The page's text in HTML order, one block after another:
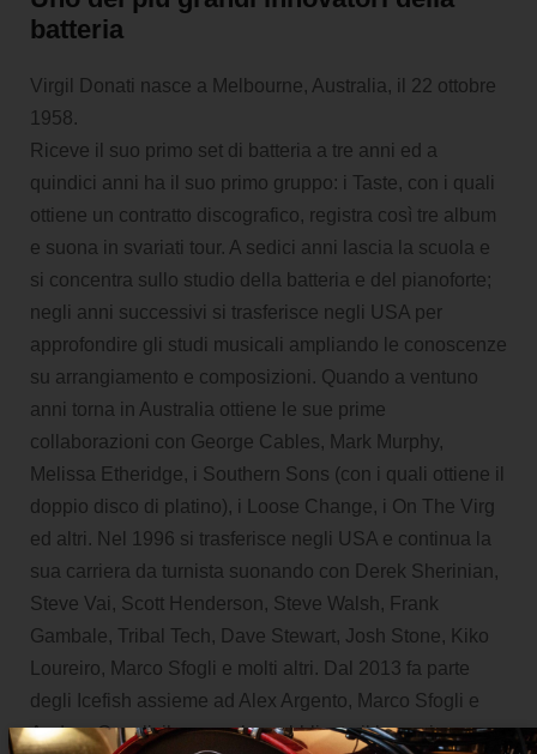
batteria
Virgil Donati nasce a Melbourne, Australia, il 22 ottobre
1958.
Riceve il suo primo set di batteria a tre anni ed a
quindici anni ha il suo primo gruppo: i Taste, con i quali
ottiene un contratto discografico, registra così tre album
e suona in svariati tour. A sedici anni lascia la scuola e
si concentra sullo studio della batteria e del pianoforte;
negli anni successivi si trasferisce negli USA per
approfondire gli studi musicali ampliando le conoscenze
su arrangiamento e composizioni. Quando a ventuno
anni torna in Australia ottiene le sue prime
collaborazioni con George Cables, Mark Murphy,
Melissa Etheridge, i Southern Sons (con i quali ottiene il
doppio disco di platino), i Loose Change, i On The Virg
ed altri. Nel 1996 si trasferisce negli USA e continua la
sua carriera da turnista suonando con Derek Sherinian,
Steve Vai, Scott Henderson, Steve Walsh, Frank
Gambale, Tribal Tech, Dave Stewart, Josh Stone, Kiko
Loureiro, Marco Sfogli e molti altri. Dal 2013 fa parte
degli Icefish assieme ad Alex Argento, Marco Sfogli e
Andrea Casali; il gruppo ha pubblicato il loro primo